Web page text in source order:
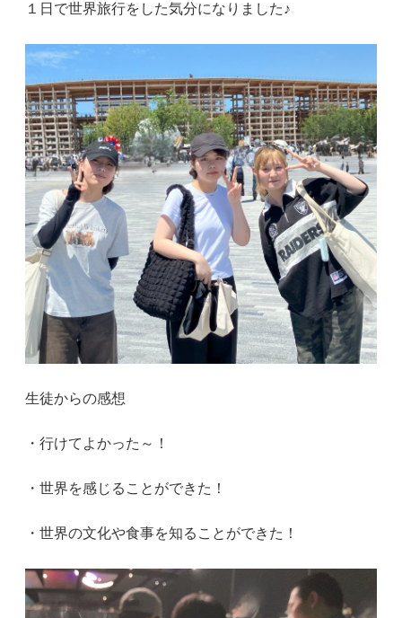
１日で世界旅行をした気分になりました♪
生徒からの感想
・行けてよかった～！
・世界を感じることができた！
・世界の文化や食事を知ることができた！